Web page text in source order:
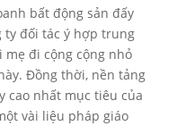
bất động sản đấy
ty đối tác ý hợp trung
đi cộng cộng nhỏ
Đồng thời, nền tảng
cao nhất mục tiêu của
vài liệu pháp giáo